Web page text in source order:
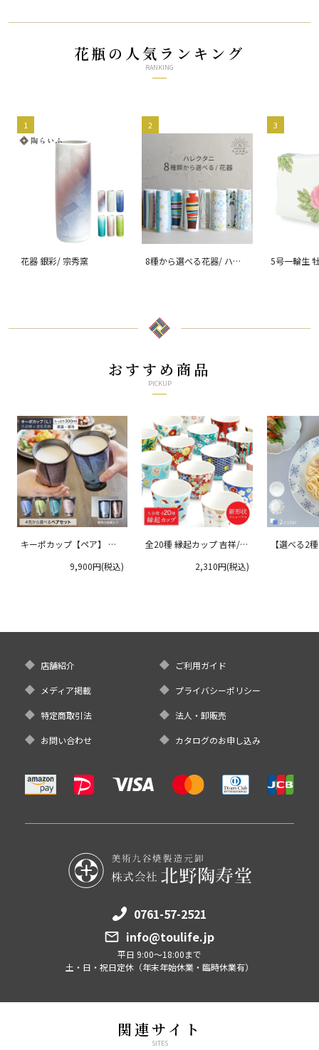
花瓶の人気ランキング
RANKING
1
花器 銀彩/ 宗秀窯
2
8種から選べる花器/ ハレ
3
5号一輪生
おすすめ商品
PICKUP
キーポカップ【ペア】 ラ
9,900円(税込)
全20種 縁起カップ 吉祥/青
2,310円(税込)
【選べる2
店舗紹介 ご利用ガイド
メディア掲載 プライバシーポリシー
特定商取引法 法人・卸販売
お問い合わせ カタログのお申し込み
0761-57-2521
info@toulife.jp
平日 9:00～18:00まで
土・日・祝日定休（年末年始休業・臨時休業有）
関連サイト
SITES